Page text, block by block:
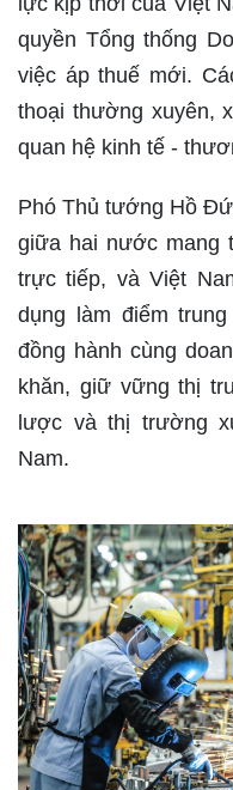
quyền Tổng thống
việc áp thuế mới.
thoại thường xuyên,
quan hệ kinh tế -
Phó Thủ tướng Hồ
giữa hai nước mang
trực tiếp, và Việt
dụng làm điểm
đồng hành cùng
khăn, giữ vững thị
lược và thị trường
Nam.